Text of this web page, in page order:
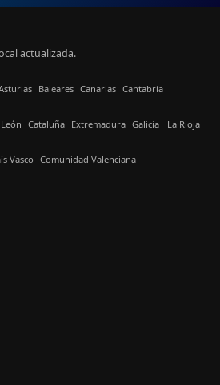
actualizada.
Baleares Canarias Cantabria
Cataluña Extremadura Galicia La Rioja
Vasco Comunidad Valenciana